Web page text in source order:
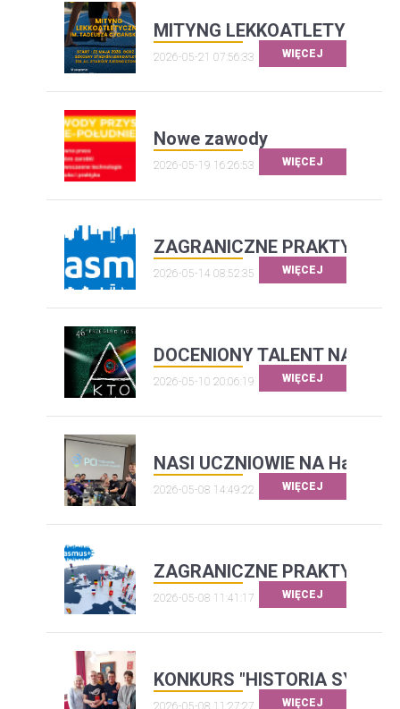
MITYNG
2026-05-21 07:56:33 WIĘCEJ
Nowe zawody
2026-05-19 16:26:53 WIĘCEJ
ZAGRANICZNE PRAKTYKI W
2026-05-14 08:52:35 WIĘCEJ
DOCENIONY TALENT
2026-05-10 20:06:19 WIĘCEJ
NASI UCZNIOWIE NA
2026-05-08 14:49:22 WIĘCEJ
ZAGRANICZNE PRAKTYKI W
2026-05-08 11:41:17 WIĘCEJ
KONKURS "HISTORIA
2026-05-08 11:27:27 WIĘCEJ